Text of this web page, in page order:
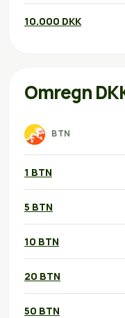
10.000 DKK
Omregn
BTN
1 BTN
5 BTN
10 BTN
20 BTN
50 BTN